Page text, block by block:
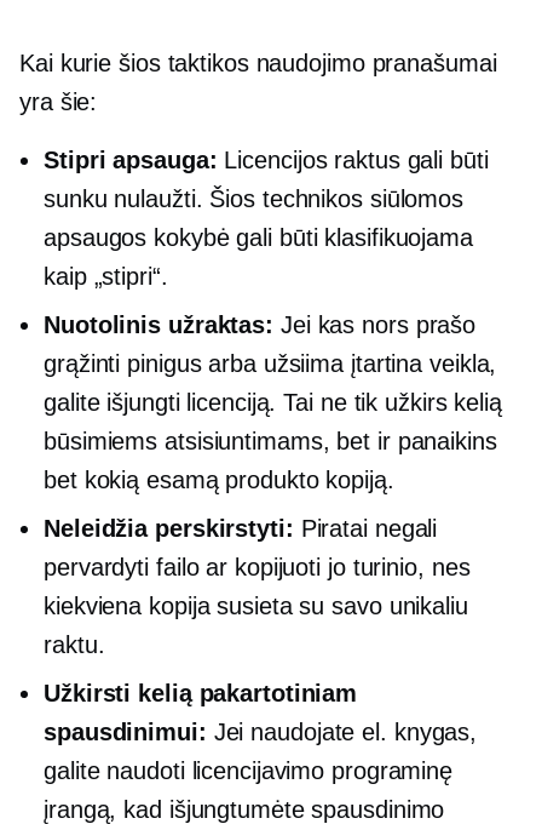
Kai kurie šios taktikos naudojimo pranašumai
yra šie:
Stipri apsauga: Licencijos raktus gali būti
sunku nulaužti. Šios technikos siūlomos
apsaugos kokybė gali būti klasifikuojama
kaip „stipri“.
Nuotolinis užraktas: Jei kas nors prašo
grąžinti pinigus arba užsiima įtartina veikla,
galite išjungti licenciją. Tai ne tik užkirs kelią
būsimiems atsisiuntimams, bet ir panaikins
bet kokią esamą produkto kopiją.
Neleidžia perskirstyti: Piratai negali
pervardyti failo ar kopijuoti jo turinio, nes
kiekviena kopija susieta su savo unikaliu
raktu.
Užkirsti kelią pakartotiniam
spausdinimui: Jei naudojate el. knygas,
galite naudoti licencijavimo programinę
įrangą, kad išjungtumėte spausdinimo